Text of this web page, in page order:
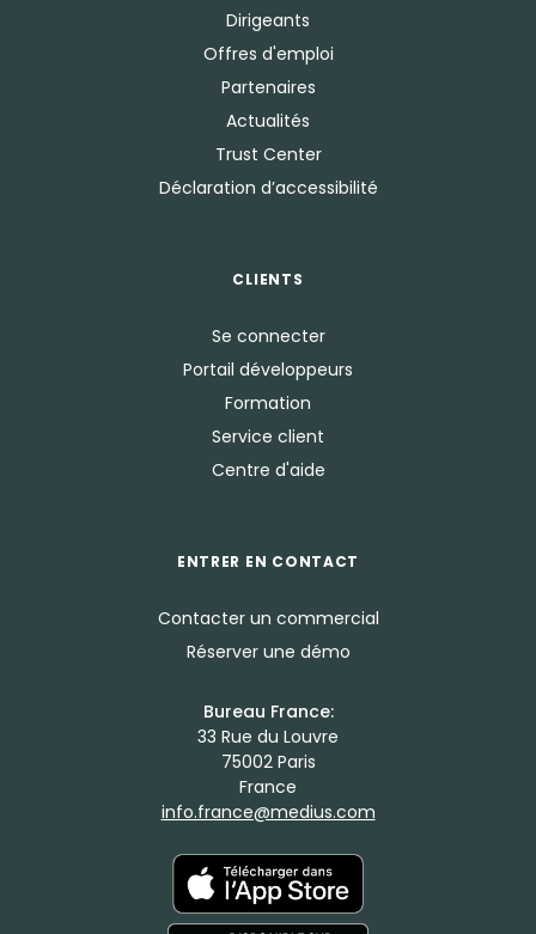
Dirigeants
Offres d'emploi
Partenaires
Actualités
Trust Center
Déclaration d’accessibilité
CLIENTS
Se connecter
Portail développeurs
Formation
Service client
Centre d'aide
ENTRER EN CONTACT
Contacter un commercial
Réserver une démo
Bureau France:
33 Rue du Louvre
75002 Paris
France
info.france@medius.com